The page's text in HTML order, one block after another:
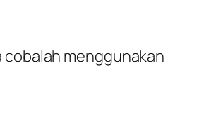
cobalah menggunakan